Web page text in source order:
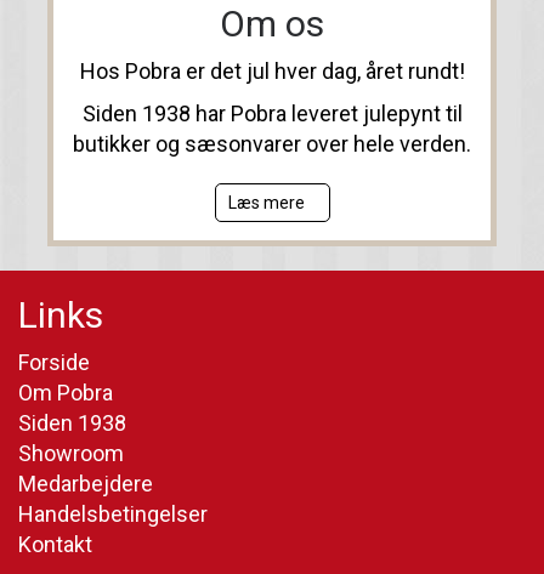
Om os
Hos Pobra er det jul hver dag, året rundt!
Siden 1938 har Pobra leveret julepynt til
butikker og sæsonvarer over hele verden.
Læs mere
Links
Forside
Om Pobra
Siden 1938
Showroom
Medarbejdere
Handelsbetingelser
Kontakt